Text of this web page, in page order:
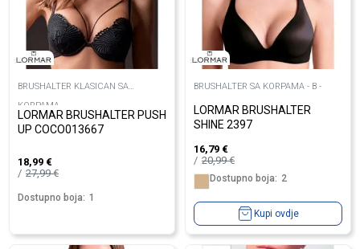
BRUSHALTER KLASICAN SA
KORPAMA
LORMAR BRUSHALTER PUSH
UP COCO013667
18,99 €
27,99€
Dostupno boja: 1
BRUSHALTER SA KORPAMA - B -
LORMAR BRUSHALTER
SHINE 2397
16,79 €
20,99€
Dostupno boja: 2
Kupi ovdje